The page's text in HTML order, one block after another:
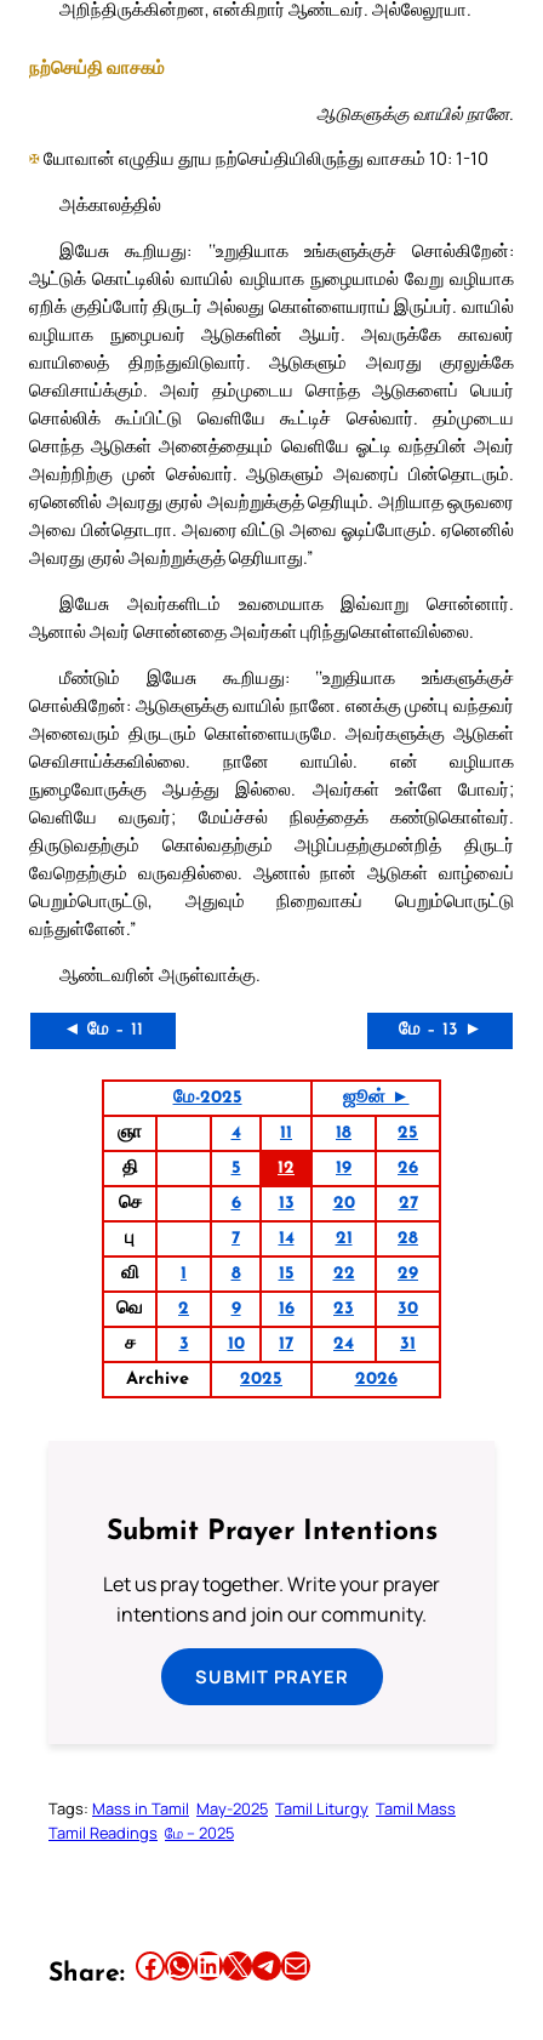
அறிந்திருக்கின்றன, என்கிறார் ஆண்டவர். அல்லேலூயா.
நற்செய்தி வாசகம்
ஆடுகளுக்கு வாயில் நானே.
✠யோவான் எழுதிய தூய நற்செய்தியிலிருந்து வாசகம் 10: 1-10
அக்காலத்தில்
இயேசு கூறியது: ‘‘உறுதியாக உங்களுக்குச் சொல்கிறேன்:
ஆட்டுக் கொட்டிலில் வாயில் வழியாக நுழையாமல் வேறு வழியாக
ஏறிக் குதிப்போர் திருடர் அல்லது கொள்ளையராய் இருப்பர். வாயில்
வழியாக நுழைபவர் ஆடுகளின் ஆயர். அவருக்கே காவலர்
வாயிலைத் திறந்துவிடுவார். ஆடுகளும் அவரது குரலுக்கே
செவிசாய்க்கும். அவர் தம்முடைய சொந்த ஆடுகளைப் பெயர்
சொல்லிக் கூப்பிட்டு வெளியே கூட்டிச் செல்வார். தம்முடைய
சொந்த ஆடுகள் அனைத்தையும் வெளியே ஓட்டி வந்தபின் அவர்
அவற்றிற்கு முன் செல்வார். ஆடுகளும் அவரைப் பின்தொடரும்.
ஏனெனில் அவரது குரல் அவற்றுக்குத் தெரியும். அறியாத ஒருவரை
அவை பின்தொடரா. அவரை விட்டு அவை ஓடிப்போகும். ஏனெனில்
அவரது குரல் அவற்றுக்குத் தெரியாது.”
இயேசு அவர்களிடம் உவமையாக இவ்வாறு சொன்னார்.
ஆனால் அவர் சொன்னதை அவர்கள் புரிந்துகொள்ளவில்லை.
மீண்டும் இயேசு கூறியது: ‘‘உறுதியாக உங்களுக்குச்
சொல்கிறேன்: ஆடுகளுக்கு வாயில் நானே. எனக்கு முன்பு வந்தவர்
அனைவரும் திருடரும் கொள்ளையருமே. அவர்களுக்கு ஆடுகள்
செவிசாய்க்கவில்லை. நானே வாயில். என் வழியாக
நுழைவோருக்கு ஆபத்து இல்லை. அவர்கள் உள்ளே போவர்;
வெளியே வருவர்; மேய்ச்சல் நிலத்தைக் கண்டுகொள்வர்.
திருடுவதற்கும் கொல்வதற்கும் அழிப்பதற்குமன்றித் திருடர்
வேறெதற்கும் வருவதில்லை. ஆனால் நான் ஆடுகள் வாழ்வைப்
பெறும்பொருட்டு, அதுவும் நிறைவாகப் பெறும்பொருட்டு
வந்துள்ளேன்.”
ஆண்டவரின் அருள்வாக்கு.
◄ மே – 11 மே – 13 ►
மே-2025
ஜூன் ►
ஞா
4 11 18
25
தி
5 12 19
26
செ
6 13 20
27
பு
7 14 21
28
வி
1 8 15 22
29
வெ
2 9 16 23
30
ச
3 10 17 24
31
Archive
2025 2026
Submit Prayer Intentions
Let us pray together. Write your prayer
intentions and join our community.
SUBMIT PRAYER
Tags: Mass in Tamil May-2025 Tamil Liturgy Tamil Mass
Tamil Readings மே – 2025
Share: Share this article on Facebook Share this article on WhatsApp Share this article on LinkedIn Share this article on X Share this article on TelegramEmail this Article